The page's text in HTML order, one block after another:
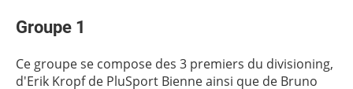
Groupe 1
Ce groupe se compose des 3 premiers du divisioning,
d'Erik Kropf de PluSport Bienne ainsi que de Bruno